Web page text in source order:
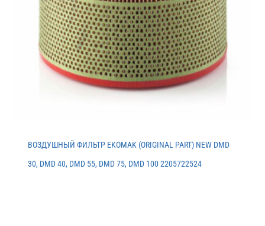
ВОЗДУШНЫЙ ФИЛЬТР EKOMAK (ORIGINAL PART) NEW DMD
30, DMD 40, DMD 55, DMD 75, DMD 100 2205722524